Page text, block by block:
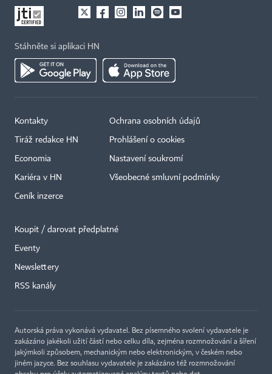
Stáhněte si aplikaci HN
Kontakty
Tiráž redakce HN
Economia
Kariéra v HN
Ceník inzerce
Ochrana osobních údajů
Prohlášení o cookies
Nastavení soukromí
Všeobecné smluvní podmínky
Koupit / darovat předplatné
Eventy
Newslettery
RSS kanály
Autorská práva vykonává vydavatel. Bez písemného svolení vydavatele je
zakázáno jakékoli užití částí nebo celku díla, zejména rozmnožování a šíření
jakýmkoli způsobem, mechanickým nebo elektronickým, v českém nebo
jiném jazyce. Bez souhlasu vydavatele je zakázáno též rozmnožování